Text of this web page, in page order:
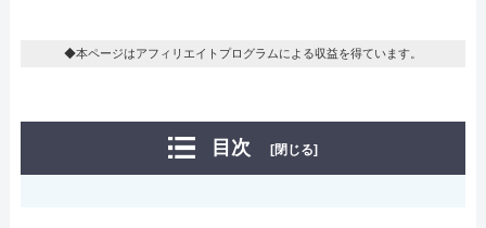
◆本ページはアフィリエイトプログラムによる収益を得ています。
目次 [閉じる]